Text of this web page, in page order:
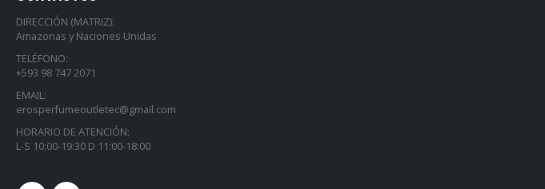
DIRECCIÓN (MATRIZ):
Amazonas y Naciones Unidas
TELÉFONO:
+593 98 747 2071
EMAIL:
erosperfumeoutletec@gmail.com
HORARIO DE ATENCIÓN:
L-S 10:00-19:30 D 11:00-18:00